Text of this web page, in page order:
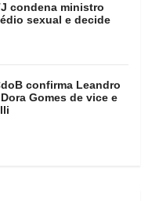
condena ministro
sexual e decide
confirma Leandro
Gomes de vice e